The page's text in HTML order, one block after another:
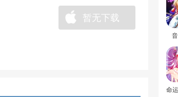
暂无下载